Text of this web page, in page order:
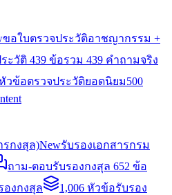
ขอใบตรวจประวัติอาชญากรรม +
ะวัติ 439 ข้อรวม 439 คำถามจริง
หัวข้อตรวจประวัติยอดนิยม500
รกงสุล)Newรับรองเอกสารกรม
ถาม-ตอบรับรองกงสุล 652 ข้อ
องกงสุล
1,006 หัวข้อรับรอง